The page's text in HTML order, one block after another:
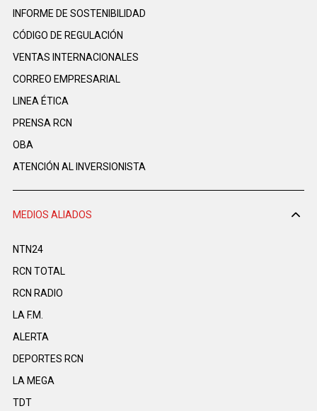
INFORME DE SOSTENIBILIDAD
CÓDIGO DE REGULACIÓN
VENTAS INTERNACIONALES
CORREO EMPRESARIAL
LINEA ÉTICA
PRENSA RCN
OBA
ATENCIÓN AL INVERSIONISTA
MEDIOS ALIADOS
NTN24
RCN TOTAL
RCN RADIO
LA F.M.
ALERTA
DEPORTES RCN
LA MEGA
TDT